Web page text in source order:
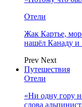
Отели
Жак Картье,
нашёл Канаду и
Prev Next
Путешествия
Отели
«Ни одну гору
слова